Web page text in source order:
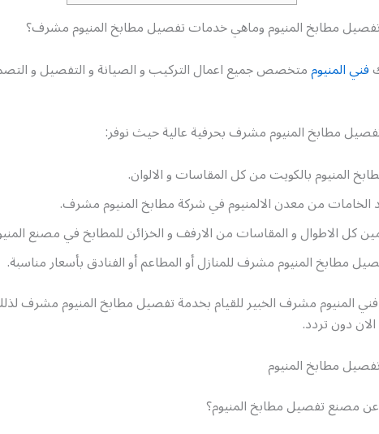
تفصيل مطابخ المنيوم وماهي خدمات تفصيل مطابخ المنيوم مشرف؟
فني المنيوممتخصص جميع اعمال التركيب و الصيانة و التفصيل و
مطابخ المنيوم مشرف بحرفية عالية حيث نوفر:
المنيوم بالكويت من كل المقاسات و الالوان.
الخامات من معدن الالمنيوم في شركة مطابخ المنيوم مشرف.
كل الاطوال و المقاسات من الارفف و الخزائن للمطابخ في مصنع
مطابخ المنيوم مشرف للمنازل أو المطاعم أو الفنادق بأسعار مناسبة.
المنيوم مشرف الخبير للقيام بخدمة تفصيل مطابخ المنيوم مشرف
دون تردد.
مطابخ المنيوم
مصنع تفصيل مطابخ المنيوم؟